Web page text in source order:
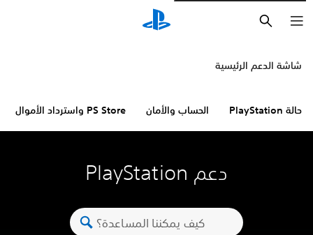
شاشة الدعم الرئيسية
حالة PlayStation الحساب والأمان PS Store واسترداد الأموال
دعم PlayStation